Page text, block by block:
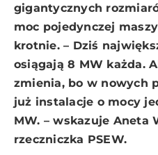
gigantycznych
moc pojedynczej
krotnie. – Dziś
osiągają 8 MW każda.
zmienia, bo w nowych
już instalacje o mocy
MW. – wskazuje Aneta
rzeczniczka PSEW.